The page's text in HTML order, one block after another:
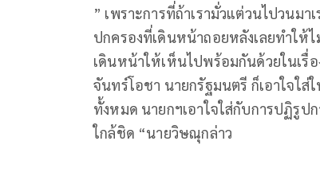
” เพราะการที่ถ้าเรามั่วแต่วนไปวนมา
ปกครองที่เดินหน้าถอยหลังเลยทำให้
เดินหน้าให้เห็นไปพร้อมกันด้วยในเรื่
จันทร์โอชา นายกรัฐมนตรี ก็เอาใจใส่
ทั้งหมด นายกฯเอาใจใส่กับการปฏิรูป
ใกล้ชิด “นายวิษณุกล่าว